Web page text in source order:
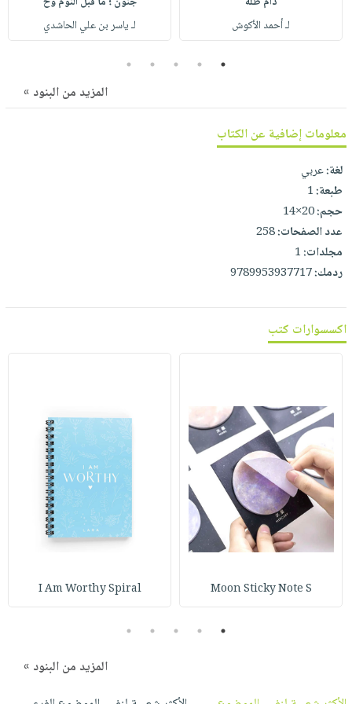
أطفال
فيديوهات
أسئلة
خدمات
نيل
وفرات
انشر
كتابك
تواصل
معنا
التسوق
الإصدارات
لـ أحمد الأكوش
لـ ياسر بن علي الحاشدي
1
2
3
4
5
المزيد من البنود »
معلومات إضافية عن الكتاب
لغة:عربي
طبعة:1
حجم:20×14
عدد الصفحات:258
مجلدات:1
ردمك:9789953937717
اكسسوارات كتب
Moon Sticky Note S
I Am Worthy Spiral
1
2
3
4
5
المزيد من البنود »